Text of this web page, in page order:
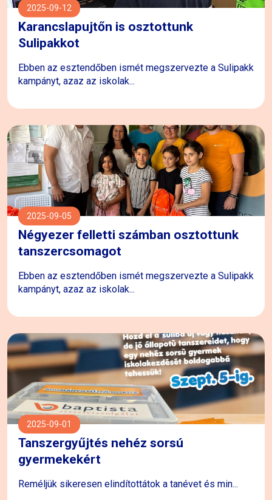
2025-09-12
Karancslapujtőn is osztottunk
Sulipakkot
Ebben az esztendőben ismét megszervezte a Sulipakk
kampányt, azaz az iskolak...
2025-09-05
Négyezer felletti számban osztottunk
tanszercsomagot
Ebben az esztendőben ismét megszervezte a Sulipakk
kampányt, azaz az iskolak...
2025-09-01
Tanszergyűjtés nehéz sorsú
gyermekekért
Reméljük sikeresen elindítottátok a tanévet és min...